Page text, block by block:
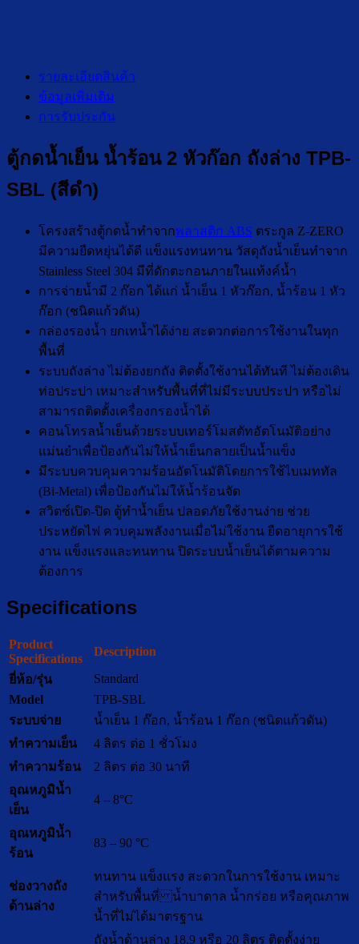
รายละเอียดสินค้า
ข้อมูลเพิ่มเติม
การรับประกัน
ตู้กดน้ำเย็น น้ำร้อน 2 หัวก๊อก ถังล่าง TPB-
SBL (สีดำ)
โครงสร้างตู้กดน้ำทำจากพลาสติก ABS ตระกูล Z-ZERO
มีความยืดหยุ่นได้ดี แข็งแรงทนทาน วัสดุถังน้ำเย็นทำจาก
Stainless Steel 304 มีที่ดักตะกอนภายในแท้งค์น้ำ
การจ่ายน้ำมี 2 ก๊อก ได้แก่ น้ำเย็น 1 หัวก๊อก, น้ำร้อน 1 หัว
ก๊อก (ชนิดแก้วดัน)
กล่องรองน้ำ ยกเทน้ำได้ง่าย สะดวกต่อการใช้งานในทุก
พื้นที่
ระบบถังล่าง ไม่ต้องยกถัง ติดตั้งใช้งานได้ทันที ไม่ต้องเดิน
ท่อประปา เหมาะสำหรับพื้นที่ที่ไม่มีระบบประปา หรือไม่
สามารถติดตั้งเครื่องกรองน้ำได้
คอนโทรลน้ำเย็นด้วยระบบเทอร์โมสตัทอัตโนมัติอย่าง
แม่นยำเพื่อป้องกันไม่ให้น้ำเย็นกลายเป็นน้ำแข็ง
มีระบบควบคุมความร้อนอัตโนมัติโดยการใช้ไบเมททัล
(Bi-Metal) เพื่อป้องกันไม่ให้น้ำร้อนจัด
สวิตซ์เปิด-ปิด ตู้ทำน้ำเย็น ปลอดภัยใช้งานง่าย ช่วย
ประหยัดไฟ ควบคุมพลังงานเมื่อไม่ใช้งาน ยืดอายุการใช้
งาน แข็งแรงและทนทาน ปิดระบบน้ำเย็นได้ตามความ
ต้องการ
Specifications
Product
Specifications
Description
ยี่ห้อ/รุ่น
Standard
Model
TPB-SBL
ระบบจ่าย
น้ำเย็น 1 ก๊อก, น้ำร้อน 1 ก๊อก (ชนิดแก้วดัน)
ทำความเย็น
4 ลิตร ต่อ 1 ชั่วโมง
ทำความร้อน
2 ลิตร ต่อ 30 นาที
อุณหภูมิน้ำ
เย็น
4 – 8°C
อุณหภูมิน้ำ
ร้อน
83 – 90 °C
ช่องวางถัง
ด้านล่าง
ทนทาน แข็งแรง สะดวกในการใช้งาน เหมาะ
สำหรับพื้นที่ น้ำบาดาล น้ำกร่อย หรือคุณภาพ
น้ำที่ไม่ได้มาตรฐาน
ถังน้ำด้านล่าง 18.9 หรือ 20 ลิตร ติดตั้งง่าย